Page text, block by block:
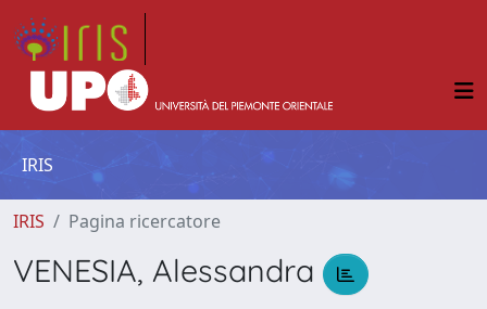
IRIS
IRIS Pagina ricercatore
VENESIA, Alessandra